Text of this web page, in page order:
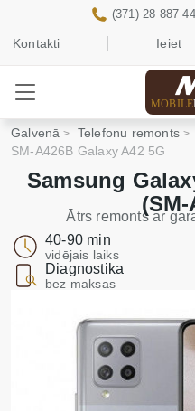
Kontakti Ieiet
(371) 28 887
MOBILE
Galvenā Telefonu remonts
SM-A426B Galaxy A42 5G
Samsung
(SM-
Ātrs remonts ar
40-90 min
vidējais laiks
Diagnostika
bez maksas